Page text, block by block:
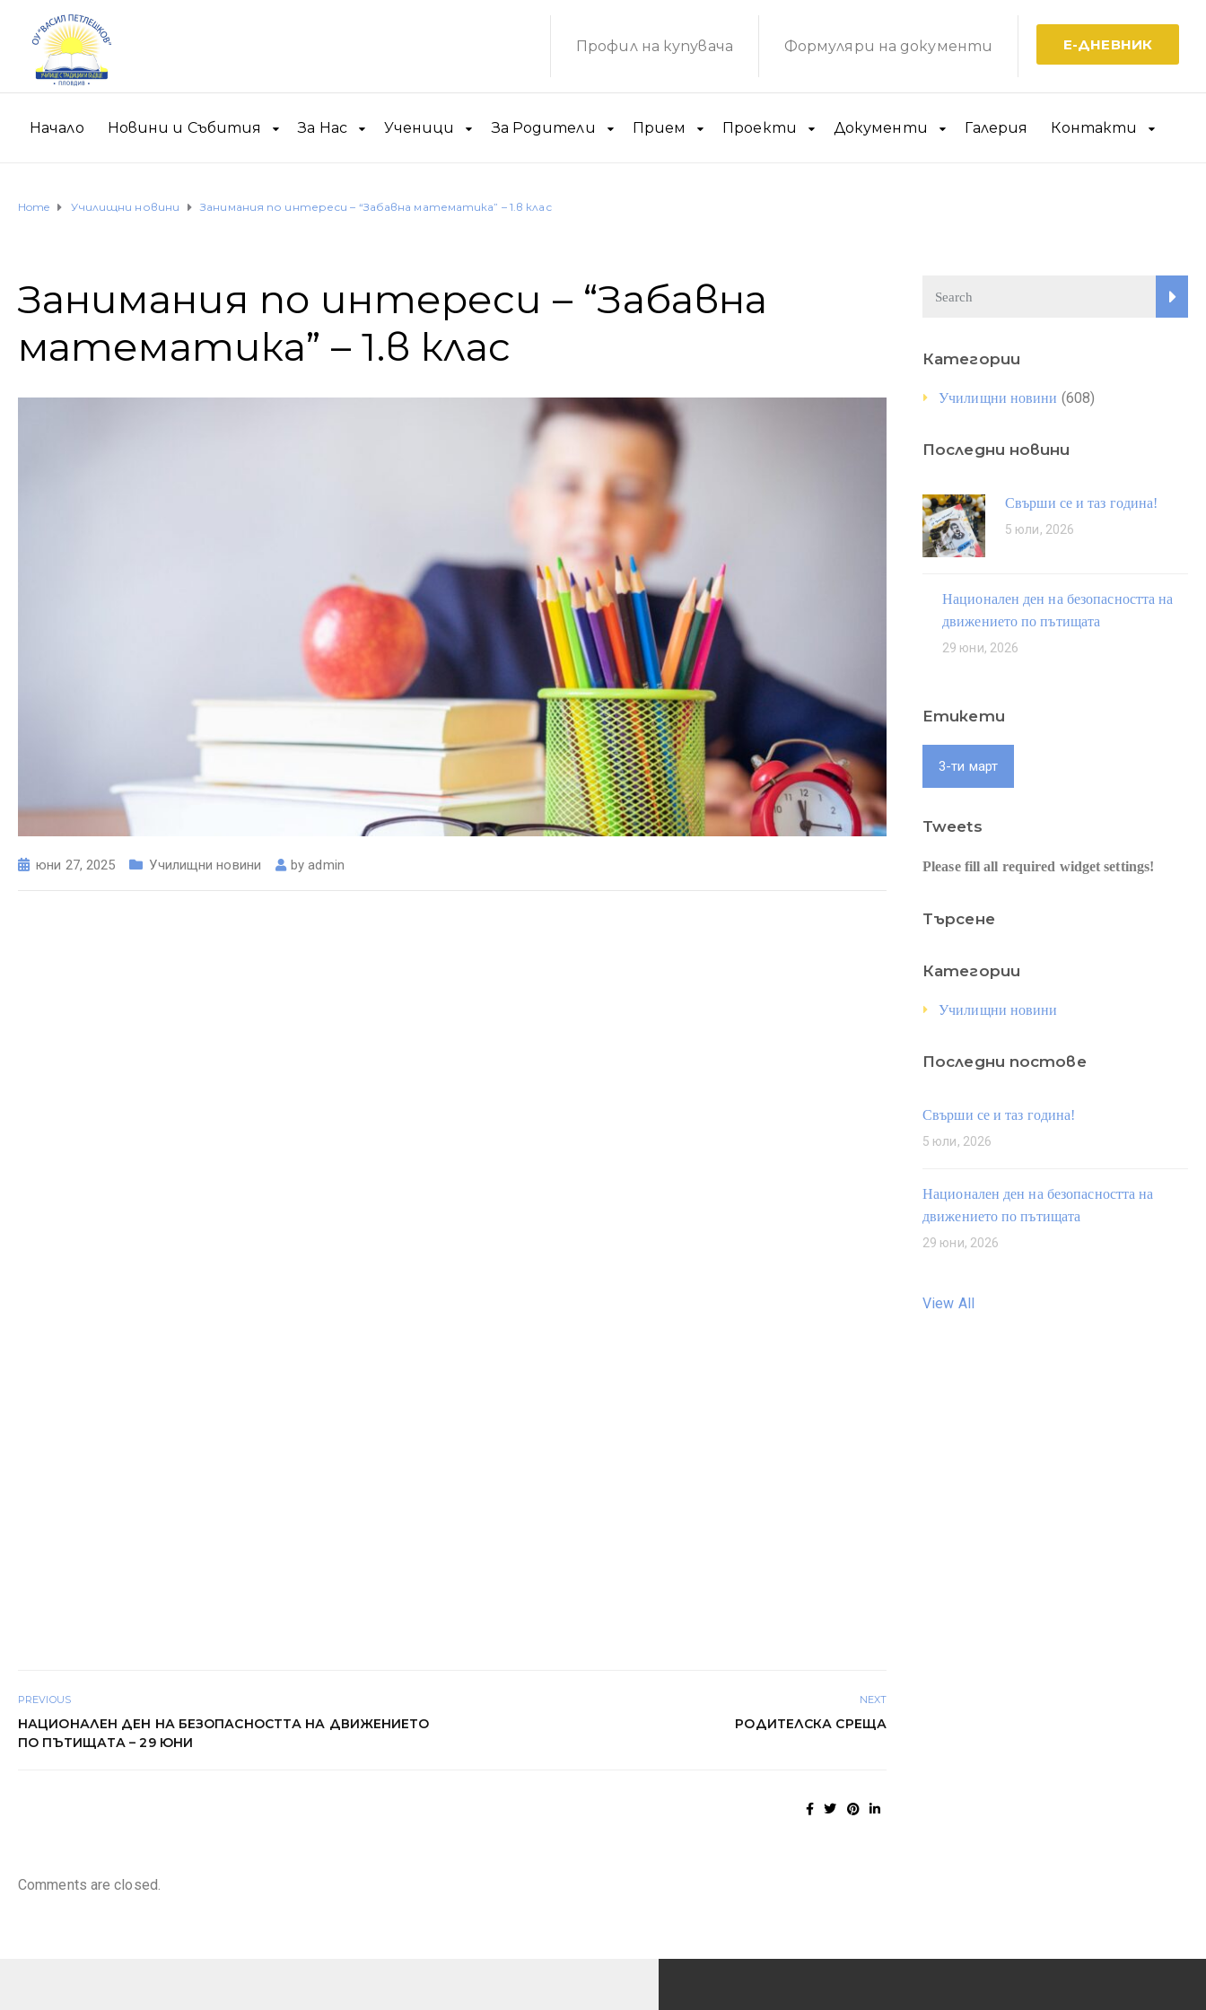
Профил на купувача Формуляри на документи Е-ДНЕВНИК
Начало Новини и Събития За Нас Ученици За Родители Прием Проекти Документи Галерия Контакти
Home Училищни новини Занимания по интереси – “Забавна математика” – 1.в клас
Занимания по интереси – “Забавна
математика” – 1.в клас
юни 27, 2025 Училищни новини byadmin
PREVIOUS
НАЦИОНАЛЕН ДЕН НА БЕЗОПАСНОСТТА НА ДВИЖЕНИЕТО
ПО ПЪТИЩАТА – 29 ЮНИ
NEXT
РОДИТЕЛСКА СРЕЩА
Comments are closed.
Категории
Училищни новини (608)
Последни новини
Свърши се и таз година!
5 юли, 2026
Национален ден на безопасността на
движението по пътищата
29 юни, 2026
Етикети
3-ти март
Tweets
Please fill all required widget settings!
Търсене
Категории
Училищни новини
Последни постове
Свърши се и таз година!
5 юли, 2026
Национален ден на безопасността на
движението по пътищата
29 юни, 2026
View All